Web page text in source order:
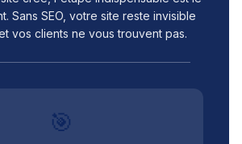
Sans SEO, votre site reste invisible
vos clients ne vous trouvent pas.
🎯